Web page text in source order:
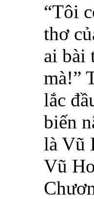
“Tôi
thơ
ai bài
mà!”
lắc
biến
là Vũ
Vũ